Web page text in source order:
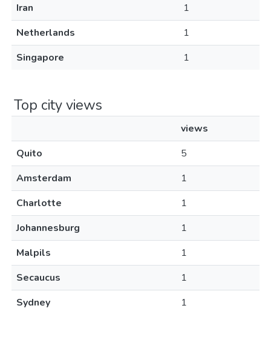
Iran
1
Netherlands
1
Singapore
1
Top city views
views
Quito
5
Amsterdam
1
Charlotte
1
Johannesburg
1
Malpils
1
Secaucus
1
Sydney
1